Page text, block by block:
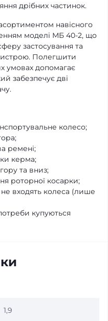
дрібних частинок.
навісного
моделі МБ 40-2, що
застосування та
Полегшити
умовах допомагає
забезпечує дві
колесо;
ремені;
керма;
та вниз;
роторної косарки;
входять колеса (лише
купуються
1,9